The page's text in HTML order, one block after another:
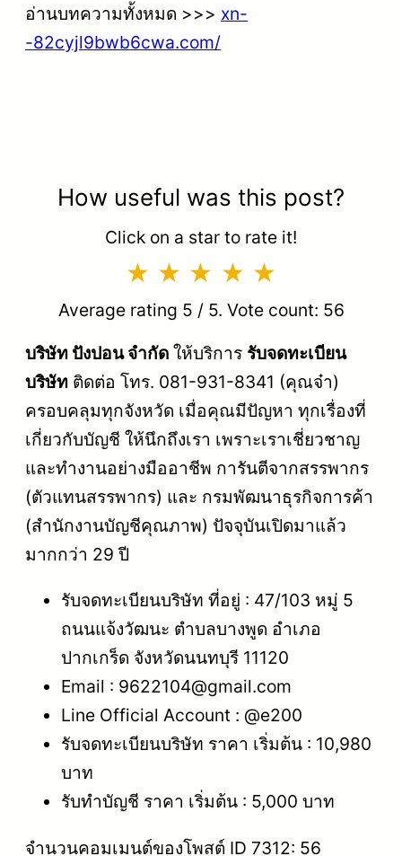
อ่านบทความทั้งหมด >>> xn-
-82cyjl9bwb6cwa.com/
How useful was this post?
Click on a star to rate it!
Average rating 5 / 5. Vote count: 56
บริษัท ปังปอน จำกัด ให้บริการ รับจดทะเบียน
บริษัท ติดต่อ โทร. 081-931-8341 (คุณจ๋า)
ครอบคลุมทุกจังหวัด เมื่อคุณมีปัญหา ทุกเรื่องที่
เกี่ยวกับบัญชี ให้นึกถึงเรา เพราะเราเชี่ยวชาญ
และทำงานอย่างมืออาชีพ การันตีจากสรรพากร
(ตัวแทนสรรพากร) และ กรมพัฒนาธุรกิจการค้า
(สำนักงานบัญชีคุณภาพ) ปัจจุบันเปิดมาแล้ว
มากกว่า 29 ปี
รับจดทะเบียนบริษัท ที่อยู่ : 47/103 หมู่ 5
ถนนแจ้งวัฒนะ ตำบลบางพูด อำเภอ
ปากเกร็ด จังหวัดนนทบุรี 11120
Email : 9622104@gmail.com
Line Official Account : @e200
รับจดทะเบียนบริษัท ราคา เริ่มต้น : 10,980
บาท
รับทำบัญชี ราคา เริ่มต้น : 5,000 บาท
จำนวนคอมเมนต์ของโพสต์ ID 7312: 56